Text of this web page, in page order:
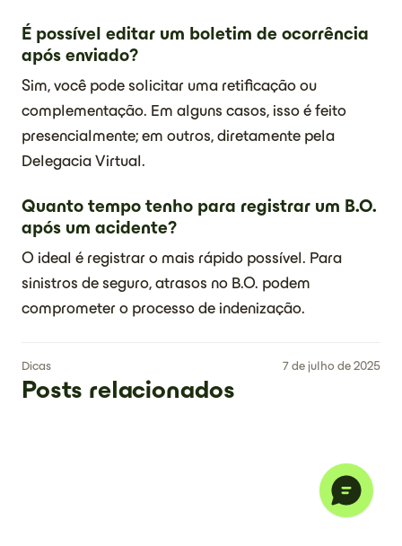
É possível editar um boletim de ocorrência
após enviado?
Sim, você pode solicitar uma retificação ou
complementação. Em alguns casos, isso é feito
presencialmente; em outros, diretamente pela
Delegacia Virtual.
Quanto tempo tenho para registrar um B.O.
após um acidente?
O ideal é registrar o mais rápido possível. Para
sinistros de seguro, atrasos no B.O. podem
comprometer o processo de indenização.
Dicas 7 de julho de 2025
Posts relacionados